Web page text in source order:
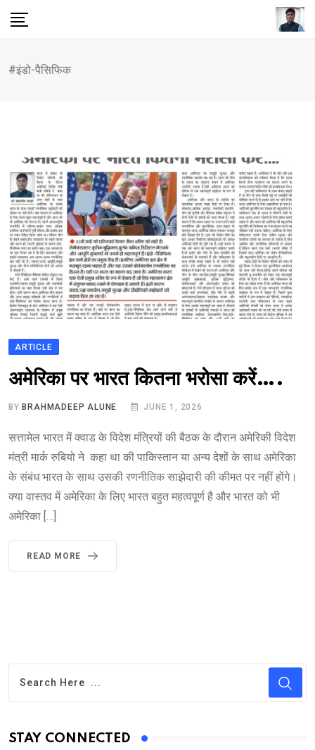
#इंडो-पैसिफिक
ARTICLE
अमेरिका पर भारत कितना भरोसा करें….
BYBRAHMADEEP ALUNE JUNE 1, 2026
सत्तामेल भारत में क्वाड के विदेश मंत्रियों की बैठक के दौरान अमेरिकी विदेश
मंत्री मार्क रुबियो ने कहा था की पाकिस्तान या अन्य देशों के साथ अमेरिका
के संबंध भारत के साथ उसकी रणनीतिक साझेदारी की कीमत पर नहीं होंगे।
क्या वास्तव में अमेरिका के लिए भारत बहुत महत्वपूर्ण है और भारत को भी
अमेरिका […]
READ MORE
STAY CONNECTED